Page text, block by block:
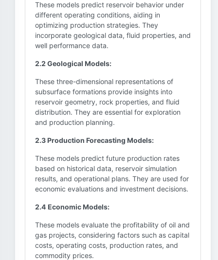
These models predict reservoir behavior under
different operating conditions, aiding in
optimizing production strategies. They
incorporate geological data, fluid properties, and
well performance data.
2.2 Geological Models:
These three-dimensional representations of
subsurface formations provide insights into
reservoir geometry, rock properties, and fluid
distribution. They are essential for exploration
and production planning.
2.3 Production Forecasting Models:
These models predict future production rates
based on historical data, reservoir simulation
results, and operational plans. They are used for
economic evaluations and investment decisions.
2.4 Economic Models:
These models evaluate the profitability of oil and
gas projects, considering factors such as capital
costs, operating costs, production rates, and
commodity prices.